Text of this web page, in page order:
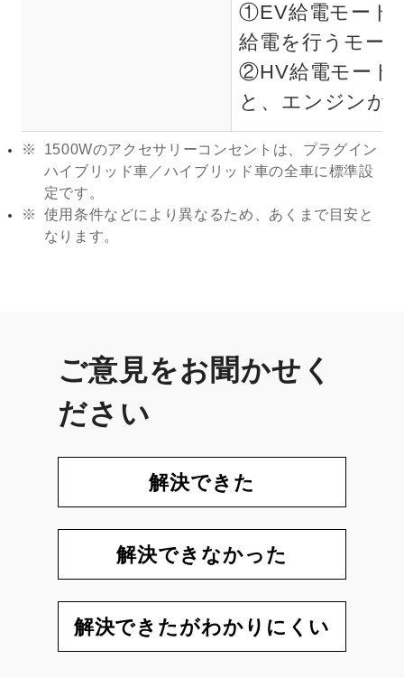
①EV給電モード
給電を行うモー
②HV給電モード
と、エンジンが
※
1500Wのアクセサリーコンセントは、プラグイン
ハイブリッド車／ハイブリッド車の全車に標準設
定です。
※
使用条件などにより異なるため、あくまで目安と
なります。
ご意見をお聞かせく
ださい
解決できた
解決できなかった
解決できたがわかりにくい